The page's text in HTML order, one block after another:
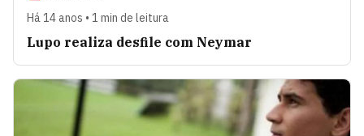
Há 14 anos • 1 min de leitura
Lupo realiza desfile com Neymar